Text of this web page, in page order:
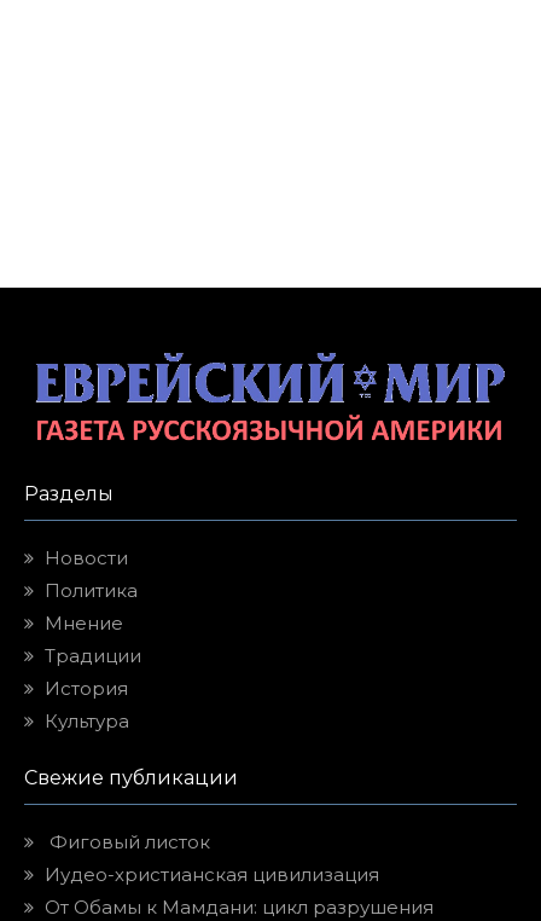
Разделы
Новости
Политика
Мнение
Традиции
История
Культура
Свежие публикации
Фиговый листок
Иудео-христианская цивилизация
От Обамы к Мамдани: цикл разрушения